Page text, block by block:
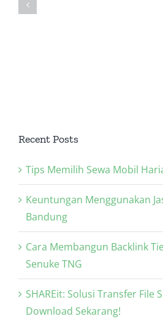
Recent Posts
Tips Memilih Sewa Mobil
Keuntungan Menggunakan
Bandung
Cara Membangun Backlink
Senuke TNG
SHAREit: Solusi Transfer File
Download Sekarang!